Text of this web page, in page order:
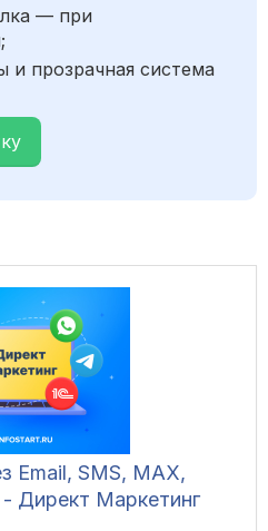
— при
и прозрачная система
Email, SMS, MAX,
Директ Маркетинг